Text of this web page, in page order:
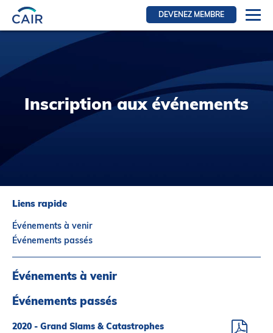
DEVENEZ MEMBRE
Se connecter
Ressources pour les membres
RFE Section
Ressources pour les patients
Contact
À Propos
Partenaires
Introduction à la RI
Inscription aux événements
Liens rapide
Événements à venir
Événements passés
Événements à venir
Événements passés
2020 - Grand Slams & Catastrophes